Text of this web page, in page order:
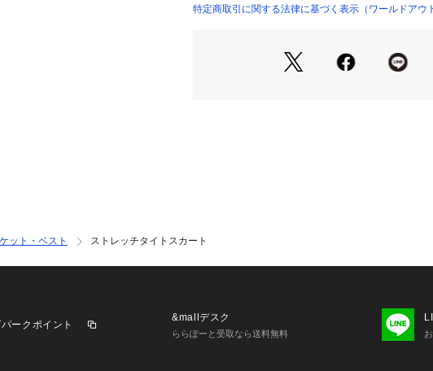
S:127ー71600 L:127ー71700
特定商取引に関する法律に基づく表示（ワールドアウ
ット・ベスト ストレッチタイトスカート
ークポイント
&mallデスク
ららぽーと受取なら送料無料